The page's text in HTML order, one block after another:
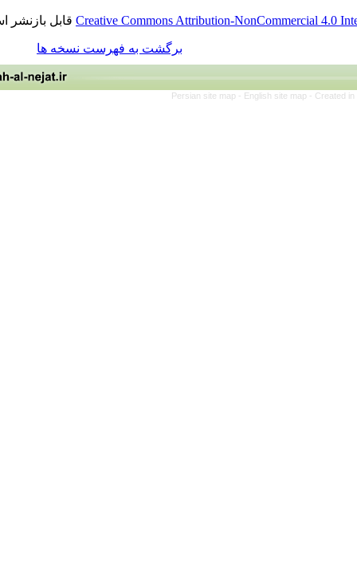
Creative Commons Attribution-قابل بازنشر است.
برگشت به فهرست نسخه ها
Persian site map - English site